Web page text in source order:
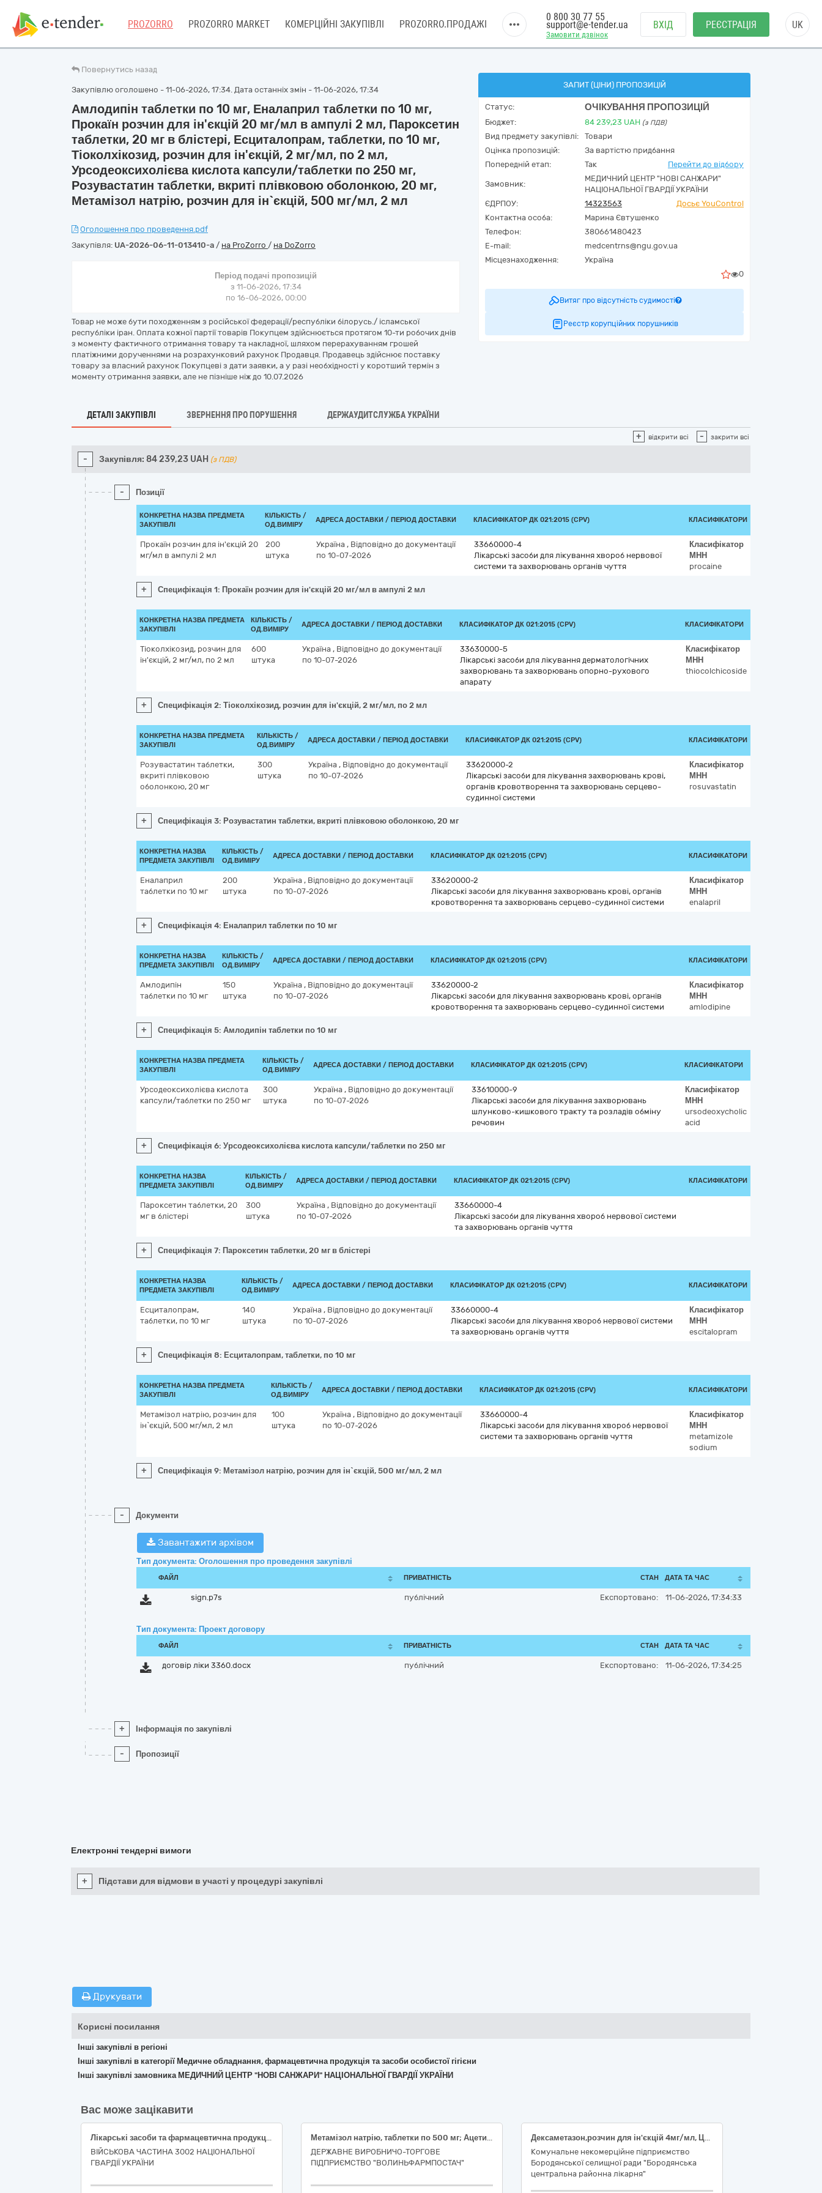
PROZORRO PROZORRO MARKET КОМЕРЦІЙНІ ЗАКУПІВЛІ PROZORRO.ПРОДАЖІ
Замовити дзвінок
0 800 30 77 55
support@e-tender.ua ВХІД РЕЄСТРАЦІЯ UK
Повернутись назад
Закупівлю оголошено - 11-06-2026, 17:34. Дата останніх змін - 11-06-2026, 17:34
Амлодипін таблетки по 10 мг, Еналаприл таблетки по 10 мг,
Прокаїн розчин для ін'єкцій 20 мг/мл в ампулі 2 мл, Пароксетин
таблетки, 20 мг в блістері, Есциталопрам, таблетки, по 10 мг,
Тіоколхікозид, розчин для ін'єкцій, 2 мг/мл, по 2 мл,
Урсодеоксихолієва кислота капсули/таблетки по 250 мг,
Розувастатин таблетки, вкриті плівковою оболонкою, 20 мг,
Метамізол натрію, розчин для ін`єкцій, 500 мг/мл, 2 мл
Оголошення про проведення.pdf
Закупівля: UA-2026-06-11-013410-a / на ProZorro / на DoZorro
Період подачі пропозицій
з 11-06-2026, 17:34
по 16-06-2026, 00:00
Товар не може бути походженням з російської федерації/республіки білорусь./ ісламської
республіки іран. Оплата кожної партії товарів Покупцем здійснюється протягом 10-ти робочих днів
з моменту фактичного отримання товару та накладної, шляхом перерахуванням грошей
платіжними дорученнями на розрахунковий рахунок Продавця. Продавець здійснює поставку
товару за власний рахунок Покупцеві з дати заявки, а у разі необхідності у коротший термін з
моменту отримання заявки, але не пізніше ніж до 10.07.2026
ЗАПИТ (ЦІНИ) ПРОПОЗИЦІЙ
Статус: ОЧІКУВАННЯ ПРОПОЗИЦІЙ
Бюджет: 84 239,23 UAH (з ПДВ)
Вид предмету закупівлі:
Товари
Оцінка пропозицій:
За вартістю придбання
Попередній етап:
Так Перейти до відбору
Замовник:
МЕДИЧНИЙ ЦЕНТР "НОВІ САНЖАРИ"
НАЦІОНАЛЬНОЇ ГВАРДІЇ УКРАЇНИ
ЄДРПОУ:
14323563
Досьє YouControl
Контактна особа:
Марина Євтушенко
Телефон:
380661480423
E-mail:
medcentrns@ngu.gov.ua
Місцезнаходження:
Україна
0
Витяг про відсутність судимості
Реєстр корупційних порушників
ДЕТАЛІ ЗАКУПІВЛІ ЗВЕРНЕННЯ ПРО ПОРУШЕННЯ ДЕРЖАУДИТСЛУЖБА УКРАЇНИ
+ відкрити всі - закрити всі
- Закупівля: 84 239,23 UAH (з ПДВ)
- Позиції
КОНКРЕТНА НАЗВА ПРЕДМЕТА
ЗАКУПІВЛІ
КІЛЬКІСТЬ /
ОД.ВИМІРУ
АДРЕСА ДОСТАВКИ / ПЕРІОД ДОСТАВКИ КЛАСИФІКАТОР ДК 021:2015 (CPV) КЛАСИФІКАТОРИ
Прокаїн розчин для ін'єкцій 20
мг/мл в ампулі 2 мл
200
штука
Україна , Відповідно до документації
по 10-07-2026
33660000-4
Лікарські засоби для лікування хвороб нервової
системи та захворювань органів чуття
Класифікатор
МНН
procaine
+ Специфікація 1: Прокаїн розчин для ін'єкцій 20 мг/мл в ампулі 2 мл
КОНКРЕТНА НАЗВА ПРЕДМЕТА
ЗАКУПІВЛІ
КІЛЬКІСТЬ /
ОД.ВИМІРУ
АДРЕСА ДОСТАВКИ / ПЕРІОД ДОСТАВКИ КЛАСИФІКАТОР ДК 021:2015 (CPV) КЛАСИФІКАТОРИ
Тіоколхікозид, розчин для
ін'єкцій, 2 мг/мл, по 2 мл
600
штука
Україна , Відповідно до документації
по 10-07-2026
33630000-5
Лікарські засоби для лікування дерматологічних
захворювань та захворювань опорно-рухового
апарату
Класифікатор
МНН
thiocolchicoside
+ Специфікація 2: Тіоколхікозид, розчин для ін'єкцій, 2 мг/мл, по 2 мл
КОНКРЕТНА НАЗВА ПРЕДМЕТА
ЗАКУПІВЛІ
КІЛЬКІСТЬ /
ОД.ВИМІРУ
АДРЕСА ДОСТАВКИ / ПЕРІОД ДОСТАВКИ КЛАСИФІКАТОР ДК 021:2015 (CPV) КЛАСИФІКАТОРИ
Розувастатин таблетки,
вкриті плівковою
оболонкою, 20 мг
300
штука
Україна , Відповідно до документації
по 10-07-2026
33620000-2
Лікарські засоби для лікування захворювань крові,
органів кровотворення та захворювань серцево-
судинної системи
Класифікатор
МНН
rosuvastatin
+ Специфікація 3: Розувастатин таблетки, вкриті плівковою оболонкою, 20 мг
КОНКРЕТНА НАЗВА
ПРЕДМЕТА ЗАКУПІВЛІ
КІЛЬКІСТЬ /
ОД.ВИМІРУ
АДРЕСА ДОСТАВКИ / ПЕРІОД ДОСТАВКИ КЛАСИФІКАТОР ДК 021:2015 (CPV) КЛАСИФІКАТОРИ
Еналаприл
таблетки по 10 мг
200
штука
Україна , Відповідно до документації
по 10-07-2026
33620000-2
Лікарські засоби для лікування захворювань крові, органів
кровотворення та захворювань серцево-судинної системи
Класифікатор
МНН
enalapril
+ Специфікація 4: Еналаприл таблетки по 10 мг
КОНКРЕТНА НАЗВА
ПРЕДМЕТА ЗАКУПІВЛІ
КІЛЬКІСТЬ /
ОД.ВИМІРУ
АДРЕСА ДОСТАВКИ / ПЕРІОД ДОСТАВКИ КЛАСИФІКАТОР ДК 021:2015 (CPV) КЛАСИФІКАТОРИ
Амлодипін
таблетки по 10 мг
150
штука
Україна , Відповідно до документації
по 10-07-2026
33620000-2
Лікарські засоби для лікування захворювань крові, органів
кровотворення та захворювань серцево-судинної системи
Класифікатор
МНН
amlodipine
+ Специфікація 5: Амлодипін таблетки по 10 мг
КОНКРЕТНА НАЗВА ПРЕДМЕТА
ЗАКУПІВЛІ
КІЛЬКІСТЬ /
ОД.ВИМІРУ
АДРЕСА ДОСТАВКИ / ПЕРІОД ДОСТАВКИ КЛАСИФІКАТОР ДК 021:2015 (CPV) КЛАСИФІКАТОРИ
Урсодеоксихолієва кислота
капсули/таблетки по 250 мг
300
штука
Україна , Відповідно до документації
по 10-07-2026
33610000-9
Лікарські засоби для лікування захворювань
шлунково-кишкового тракту та розладів обміну
речовин
Класифікатор
МНН
ursodeoxycholic
acid
+ Специфікація 6: Урсодеоксихолієва кислота капсули/таблетки по 250 мг
КОНКРЕТНА НАЗВА
ПРЕДМЕТА ЗАКУПІВЛІ
КІЛЬКІСТЬ /
ОД.ВИМІРУ
АДРЕСА ДОСТАВКИ / ПЕРІОД ДОСТАВКИ КЛАСИФІКАТОР ДК 021:2015 (CPV) КЛАСИФІКАТОРИ
Пароксетин таблетки, 20
мг в блістері
300
штука
Україна , Відповідно до документації
по 10-07-2026
33660000-4
Лікарські засоби для лікування хвороб нервової системи
та захворювань органів чуття
+ Специфікація 7: Пароксетин таблетки, 20 мг в блістері
КОНКРЕТНА НАЗВА
ПРЕДМЕТА ЗАКУПІВЛІ
КІЛЬКІСТЬ /
ОД.ВИМІРУ
АДРЕСА ДОСТАВКИ / ПЕРІОД ДОСТАВКИ КЛАСИФІКАТОР ДК 021:2015 (CPV) КЛАСИФІКАТОРИ
Есциталопрам,
таблетки, по 10 мг
140
штука
Україна , Відповідно до документації
по 10-07-2026
33660000-4
Лікарські засоби для лікування хвороб нервової системи
та захворювань органів чуття
Класифікатор
МНН
escitalopram
+ Специфікація 8: Есциталопрам, таблетки, по 10 мг
КОНКРЕТНА НАЗВА ПРЕДМЕТА
ЗАКУПІВЛІ
КІЛЬКІСТЬ /
ОД.ВИМІРУ
АДРЕСА ДОСТАВКИ / ПЕРІОД ДОСТАВКИ КЛАСИФІКАТОР ДК 021:2015 (CPV) КЛАСИФІКАТОРИ
Метамізол натрію, розчин для
ін`єкцій, 500 мг/мл, 2 мл
100
штука
Україна , Відповідно до документації
по 10-07-2026
33660000-4
Лікарські засоби для лікування хвороб нервової
системи та захворювань органів чуття
Класифікатор
МНН
metamizole
sodium
+ Специфікація 9: Метамізол натрію, розчин для ін`єкцій, 500 мг/мл, 2 мл
- Документи
Завантажити архівом
Тип документа: Оголошення про проведення закупівлі
ФАЙЛ ПРИВАТНІСТЬ СТАН ДАТА ТА ЧАС
sign.p7s публічний Експортовано: 11-06-2026, 17:34:33
Тип документа: Проект договору
ФАЙЛ ПРИВАТНІСТЬ СТАН ДАТА ТА ЧАС
договір ліки 3360.docx публічний Експортовано: 11-06-2026, 17:34:25
+ Інформація по закупівлі
- Пропозиції
Електронні тендерні вимоги
+ Підстави для відмови в участі у процедурі закупівлі
Друкувати
Корисні посилання
Інші закупівлі в регіоні
Інші закупівлі в категорії Медичне обладнання, фармацевтична продукція та засоби особистої гігієни
Інші закупівлі замовника МЕДИЧНИЙ ЦЕНТР "НОВІ САНЖАРИ" НАЦІОНАЛЬНОЇ ГВАРДІЇ УКРАЇНИ
Вас може зацікавити
Лікарські засоби та фармацевтична продукція
ВІЙСЬКОВА ЧАСТИНА 3002 НАЦІОНАЛЬНОЇ
ГВАРДІЇ УКРАЇНИ
Метамізол натрію, таблетки по 500 мг; Ацетилсаліцилова кислота 240 мг/парацетамол 180 мг/кофеїн 30 мг, таблетки; Парацетамол таблетки/ капсули 500 мг; Ацетилсаліцилова кислота талетки по 500 мг ; Парацетамол суспензія оральна/сироп 120 мг/5мл 100 мл; Дифенгідрамін, розчин для ін'єкцій, 10 мг/мл, по 1 мл; Диклофенак розчин для ін`єкцій 25 мг/мл; Ібупрофен таблетки/капсули по 400 мг; Ібупрофен суспензія оральна 200 мг/5 мл 100 мл; Ібупрофен таблетки/капсули по 200 мг; Ранітидин, таблетки, вкриті плівковою оболонкою, по 150 мг; Мелоксикам розчин для ін'єкцій 10 мг/мл по 1,5 мл ; Вугілля активоване таблетки/капсули по 250 мг; Ксилометазолін спрей назальний, 1 мг/мл по 10 мл; Ніфуроксазид таблетки/капсули по 200 мг; Ондансетрон сироп, 4,0 мг/5 мл, по 50 мл; Ондансетрон таблетки, вкриті оболонкою, по 4 мг; Ондансетрон таблетки, вкриті оболонкою, по 8 мг; Декаметоксин краплі очні 0.2 мг/мл по 5 мл; Повідон-йод, розчин для зовнішнього застосування, 10 %, по 30 мл; Повідон-йод, розчин для зовнішнього застосування, 10 %, по 120 мл; Левоцетиризин, таблетки, по 5 мг; Серратіопептидаза таблетки, вкриті оболонкою, кишковорозчинні по 10 мг; Бензилбензоат мазь, 250 мг/г, туба по 30 г
ДЕРЖАВНЕ ВИРОБНИЧО-ТОРГОВЕ
ПІДПРИЄМСТВО "ВОЛИНЬФАРМПОСТАЧ"
Дексаметазон,розчин для ін'єкцій 4мг/мл, Цефтриаксон,порошок для ін'єкцій по 1 г, Аміодарон, розчин для ін’єкцій, 50 мг/мл, по 3 мл, Декскетопрофен розчин для ін'єкцій 25 мг/ мл по 2 мл, Галоперидол, розчин для ін'єкцій, 5 мг/мл, по 1 мл, Фуросемід, розчин для ін'єкцій, 10мг/мл, по 2 мл, Повідон-йод, розчин для зовнішнього застосування, 10 %, по 100 мл, Перекис водню, розчин, 3%, по 200 мл, Рінгера розчин для інфузій 250 мл
Комунальне некомерційне підприємство
Бородянської селищної ради "Бородянська
центральна районна лікарня"